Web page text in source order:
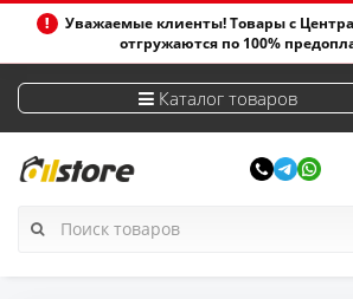
Уважаемые клиенты! Товары с
отгружаются по 100%
Каталог товаров